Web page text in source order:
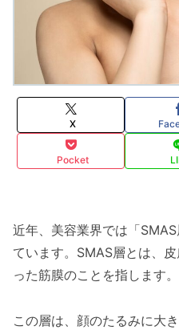
X
Pocket
近年、美容業界では「
ています。SMAS層とは、
った筋膜のことを指します。
この層は、顔のたるみに大